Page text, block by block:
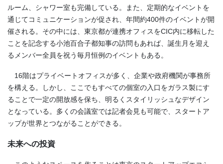
ルーム、シャワー室も完備している。また、定期的なイベントを
通じてコミュニケーションが促され、年間約400件のイベントが開
催される。その中には、東京都が連携オフィスをCIC内に移転した
ことを記念する小池百合子都知事の訪問もあれば、誕生月を迎え
るメンバー全員を祝う毎月恒例のイベントもある。
16階はプライベートオフィスが多く、企業や政府機関が事務所
を構える。しかし、ここでもすべての個室の入口をガラス製にす
ることで一定の開放感を保ち、明るくスタイリッシュなデザイン
となっている。多くの会議室では記者会見も可能で、スタートア
ップが世界とつながることができる。
未来への投資